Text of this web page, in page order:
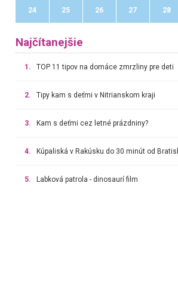
24 25 26 27 28
Najčítanejšie
1. TOP 11 tipov na domáce zmrzliny pre deti
2. Tipy kam s deťmi v Nitrianskom kraji
3. Kam s deťmi cez letné prázdniny?
4. Kúpaliská v Rakúsku do 30 minút od
5. Labková patrola - dinosaurí film